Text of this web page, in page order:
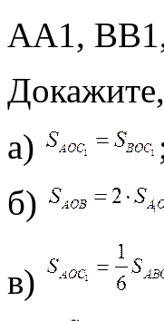
АА1,
а)
б)
в)